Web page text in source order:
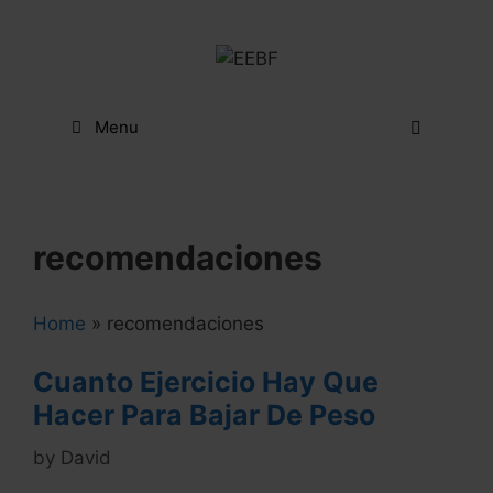
Menu
recomendaciones
Home » recomendaciones
Cuanto Ejercicio Hay Que
Hacer Para Bajar De Peso
by David